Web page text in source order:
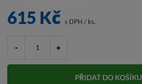
615 Kč s DPH / ks.
- +
PŘIDAT DO KOŠÍKU